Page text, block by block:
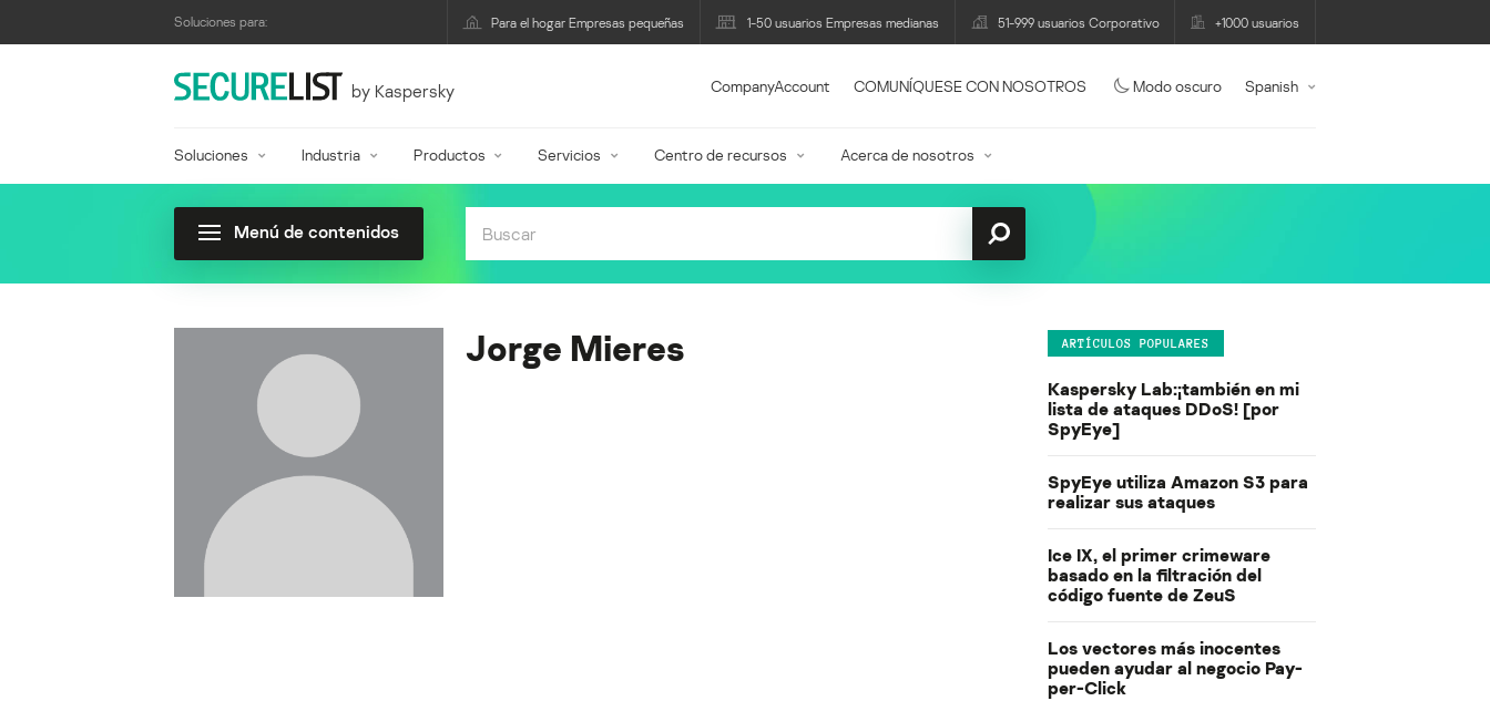
Soluciones para: Para el hogar Empresas pequeñas 1-50 usuarios Empresas medianas 51-999 usuarios Corporativo +1000 usuarios
by Kaspersky CompanyAccount COMUNÍQUESE CON NOSOTROS Modo oscuro Spanish
Soluciones Industria Productos Servicios Centro de recursos Acerca de nosotros
Menú de contenidos
Jorge Mieres ARTÍCULOS POPULARES
Kaspersky Lab:¡también en mi
lista de ataques DDoS! [por
SpyEye]
SpyEye utiliza Amazon S3 para
realizar sus ataques
Ice IX, el primer crimeware
basado en la filtración del
código fuente de ZeuS
Los vectores más inocentes
pueden ayudar al negocio Pay-
per-Click